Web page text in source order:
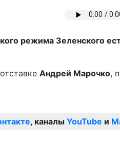
режима Зеленского
Андрей Марочко,
, каналы YouTube и